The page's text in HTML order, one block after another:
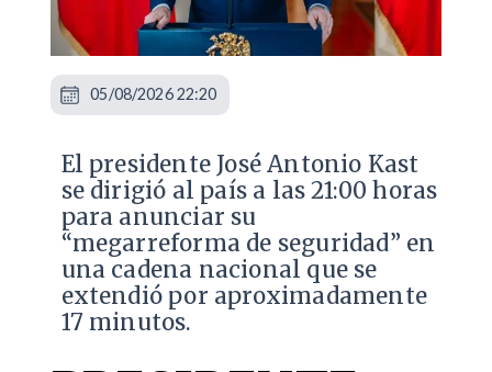
El presidente José Antonio Kast
se dirigió al país a las 21:00 horas
para anunciar su
“megarreforma de seguridad” en
una cadena nacional que se
extendió por aproximadamente
17 minutos.
05/08/2026 22:20